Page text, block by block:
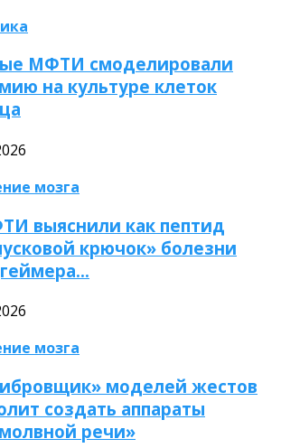
МФТИ смоделировали
на культуре клеток
мозга
выяснили как пептид
крючок» болезни
мозга
моделей жестов
создать аппараты
речи»